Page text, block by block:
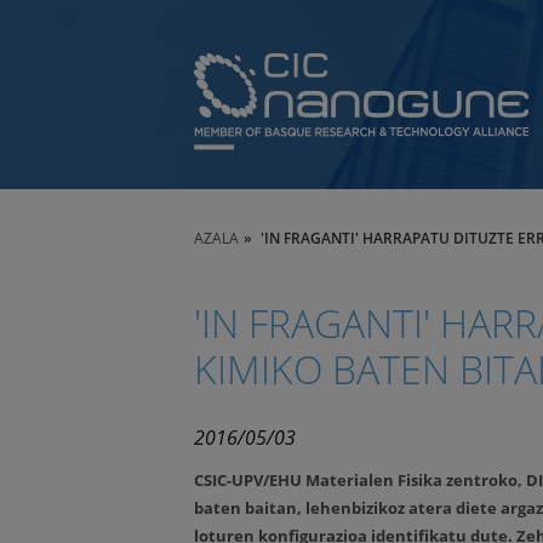
AZALA 'IN FRAGANTI' HARRAPATU DITUZTE
'IN FRAGANTI'
KIMIKO BATEN
2016/05/03
CSIC-UPV/EHU Materialen Fisika zentroko,
baten baitan, lehenbizikoz atera diete
loturen konfigurazioa identifikatu dute.